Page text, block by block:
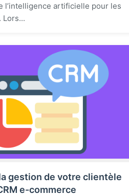
l’intelligence artificielle pour les
Lors...
gestion de votre clientèle
e-commerce